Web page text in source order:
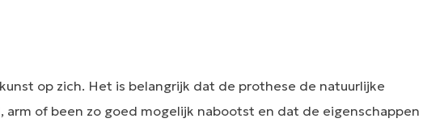
op zich. Het is belangrijk dat de prothese de natuurlijke
arm of been zo goed mogelijk nabootst en dat de eigenschappen